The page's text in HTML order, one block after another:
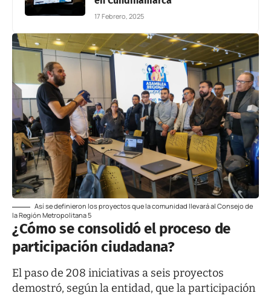
17 Febrero, 2025
Así se definieron los proyectos que la comunidad llevará al Consejo de
la Región Metropolitana 5
¿Cómo se consolidó el proceso de
participación ciudadana?
El paso de 208 iniciativas a seis proyectos
demostró, según la entidad, que la participación